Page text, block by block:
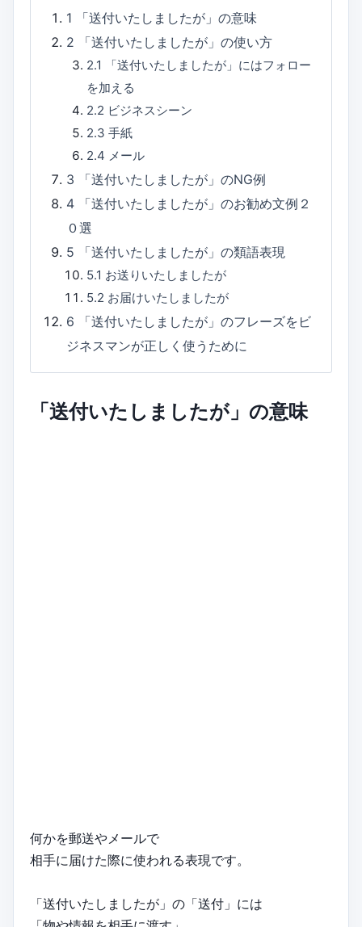
1
「送付いたしましたが」の意味
2
「送付いたしましたが」の使い方
2.1
「送付いたしましたが」にはフォロー
を加える
2.2 ビジネスシーン
2.3 手紙
2.4 メール
3
「送付いたしましたが」のNG例
4
「送付いたしましたが」のお勧め文例２
０選
5
「送付いたしましたが」の類語表現
5.1 お送りいたしましたが
5.2 お届けいたしましたが
6
「送付いたしましたが」のフレーズをビ
ジネスマンが正しく使うために
「送付いたしましたが」の意味
何かを郵送やメールで
相手に届けた際に使われる表現です。
「送付いたしましたが」の「送付」には